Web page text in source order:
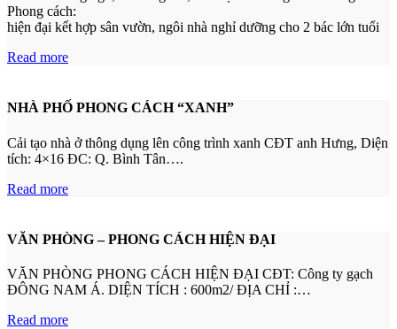
Phong cách:
hiện đại kết hợp sân vườn, ngôi nhà nghỉ dưỡng cho 2 bác lớn tuổi
Read more
NHÀ PHỐ PHONG CÁCH “XANH”
Cải tạo nhà ở thông dụng lên công trình xanh CĐT anh Hưng, Diện
tích: 4×16 ĐC: Q. Bình Tân….
Read more
VĂN PHÒNG – PHONG CÁCH HIỆN ĐẠI
VĂN PHÒNG PHONG CÁCH HIỆN ĐẠI CĐT: Công ty gạch
ĐÔNG NAM Á. DIỆN TÍCH : 600m2/ ĐỊA CHỈ :…
Read more